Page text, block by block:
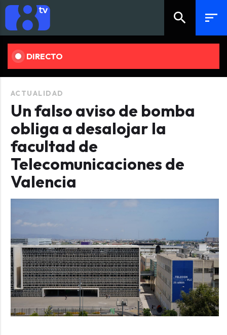
search sort
DIRECTO
ACTUALIDAD
Un falso aviso de bomba
obliga a desalojar la
facultad de
Telecomunicaciones de
Valencia